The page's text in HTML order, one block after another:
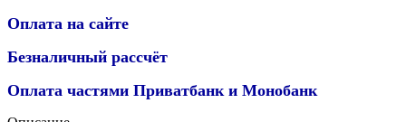
Оплата на сайте
Безналичный рассчёт
Оплата частями Приватбанк и Монобанк